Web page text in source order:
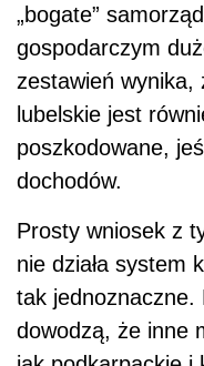
„bogate”
gospodarczym
zestawień wynika,
lubelskie jest
poszkodowane,
dochodów.
Prosty wniosek z
nie działa system
tak jednoznaczne.
dowodzą, że inne